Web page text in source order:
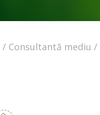
Consultantă mediu